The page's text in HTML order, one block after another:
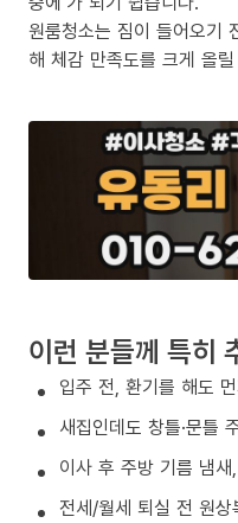
원룸청소는 짐이 들어오기
해 체감 만족도를 크게 올
이런 분들께 특히
입주 전, 환기를 해도
새집인데도 창틀·문틀
이사 후 주방 기름 냄
전세/월세 퇴실 전 원